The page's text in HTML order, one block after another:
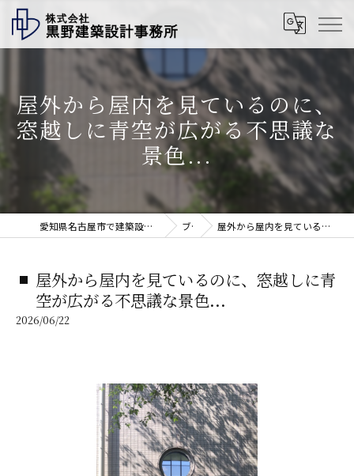
屋外から屋内を見ているのに、
窓越しに青空が広がる不思議な
景色...
愛知県名古屋市で建築設計の求人なら株式会社黒野建築設計事務所 ブログ 屋外から屋内を見ているのに、窓越しに青空が広がる不思議な景色...
屋外から屋内を見ているのに、窓越しに青
空が広がる不思議な景色...
2026/06/22